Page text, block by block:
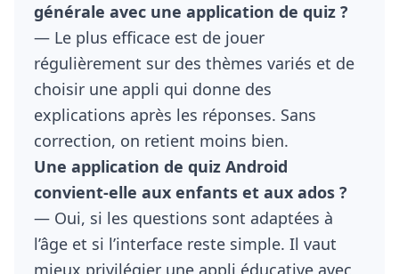
générale avec une application de quiz ?
— Le plus efficace est de jouer
régulièrement sur des thèmes variés et de
choisir une appli qui donne des
explications après les réponses. Sans
correction, on retient moins bien.
Une application de quiz Android
convient-elle aux enfants et aux ados ?
— Oui, si les questions sont adaptées à
l’âge et si l’interface reste simple. Il vaut
mieux privilégier une appli éducative avec